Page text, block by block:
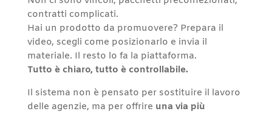
contratti complicati.
Hai un prodotto da promuovere? Prepara il
video, scegli come posizionarlo e invia il
materiale. Il resto lo fa la piattaforma.
Tutto è chiaro, tutto è controllabile.
Il sistema non è pensato per sostituire il lavoro
delle agenzie, ma per offrire una via più